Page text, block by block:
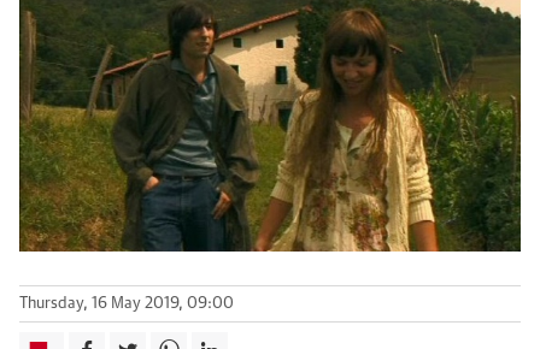
Thursday, 16 May 2019, 09:00